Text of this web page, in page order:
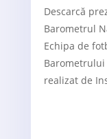
Descarcă
Barometrul
Echipa de
Barometrului
realizat de